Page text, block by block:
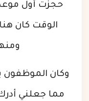
حجزت أول
الوقت كان
وكان الموظفون
مما جعلني